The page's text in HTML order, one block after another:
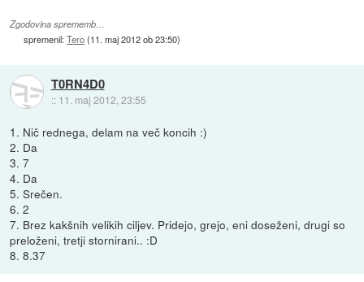
Zgodovina sprememb…
spremenil:Tero(11. maj 2012 ob 23:50)
T0RN4D0
:: 11. maj 2012, 23:55
1. Nič rednega, delam na več koncih :)
2. Da
3. 7
4. Da
5. Srečen.
6. 2
7. Brez kakšnih velikih ciljev. Pridejo, grejo, eni doseženi, drugi so
preloženi, tretji stornirani.. :D
8. 8.37